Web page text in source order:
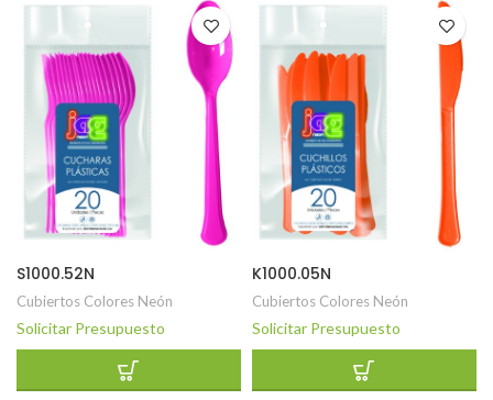
S1000.52N
Cubiertos Colores Neón
Solicitar Presupuesto
K1000.05N
Cubiertos Colores Neón
Solicitar Presupuesto